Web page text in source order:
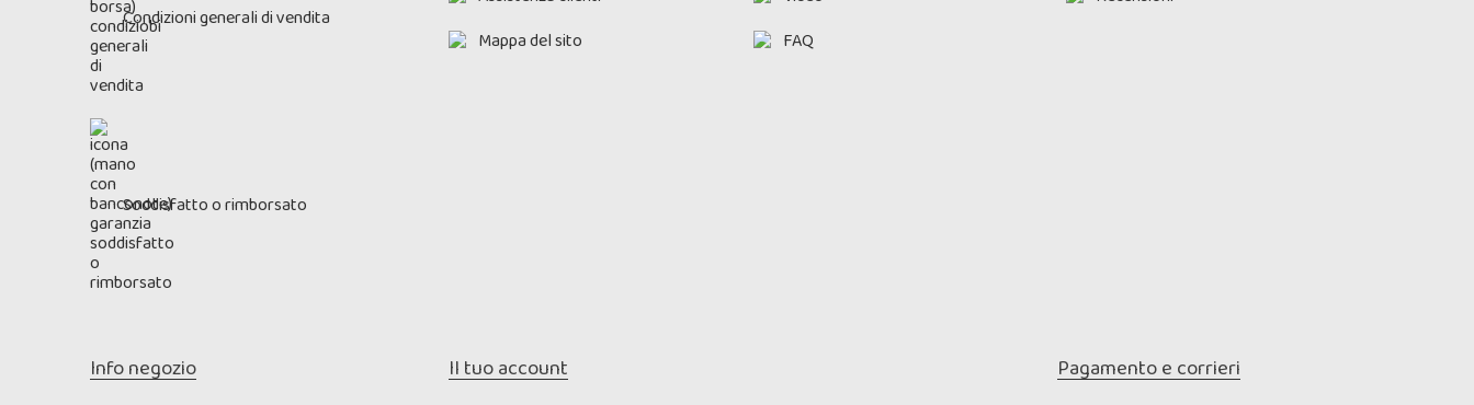
Condizioni generali di vendita
Soddisfatto o rimborsato
Mappa del sito
FAQ
Info negozio Il tuo account Pagamento e corrieri